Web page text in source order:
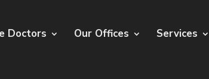
Doctors Our Offices Services